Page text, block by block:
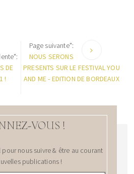
DE
!
Page suivante":
NOUS SERONS
PRESENTS SUR LE FESTIVAL YOU
AND ME - EDITION DE BORDEAUX
VOUS !
pour nous suivre & être au courant
publications !